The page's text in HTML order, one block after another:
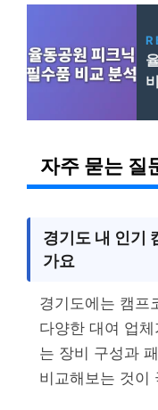
자주 묻는 질
경기도 내 인기
가요
경기도에는 캠프
다양한 대여 업
는 장비 구성과
비교해보는 것이